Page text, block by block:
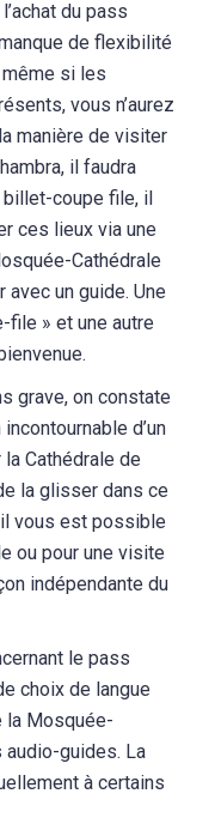
du pass
de flexibilité
si les
vous n’aurez
manière de visiter
il faudra
coupe file, il
ces lieux via une
Cathédrale
un guide. Une
file » et une autre
grave, on constate
d’un
Cathédrale de
la glisser dans ce
vous est possible
ou pour une visite
indépendante du
le pass
choix de langue
la Mosquée-
audio-guides. La
à certains